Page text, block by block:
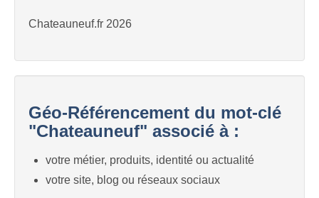
Chateauneuf.fr 2026
Géo-Référencement du mot-clé
"Chateauneuf" associé à :
votre métier, produits, identité ou actualité
votre site, blog ou réseaux sociaux